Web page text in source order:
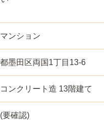
ンション
墨田区両国1丁目13-6
ンクリート造 13階建て
要確認)